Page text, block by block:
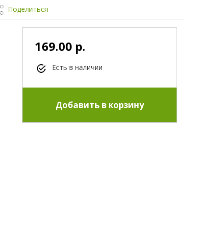
Поделиться
169.00 р.
Есть в наличии